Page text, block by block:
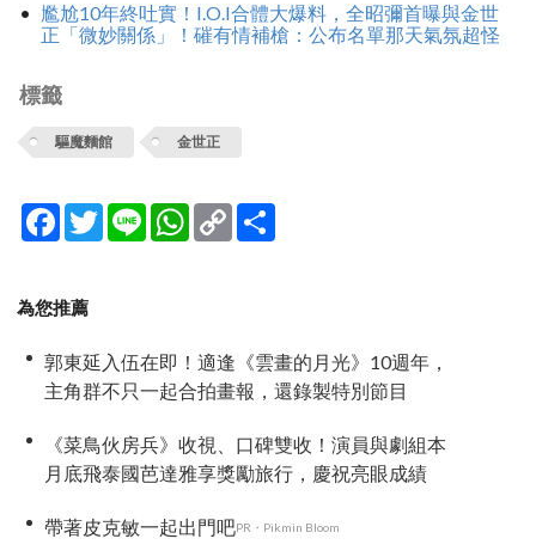
尷尬10年終吐實！I.O.I合體大爆料，全昭彌首曝與金世
正「微妙關係」！磪有情補槍：公布名單那天氣氛超怪
標籤
驅魔麵館 金世正
Facebook
TwitterLine WhatsApp
Copy
Link
為您推薦
郭東延入伍在即！適逢《雲畫的月光》10週年，
主角群不只一起合拍畫報，還錄製特別節目
《菜鳥伙房兵》收視、口碑雙收！演員與劇組本
月底飛泰國芭達雅享獎勵旅行，慶祝亮眼成績
帶著皮克敏一起出門吧PR・Pikmin Bloom